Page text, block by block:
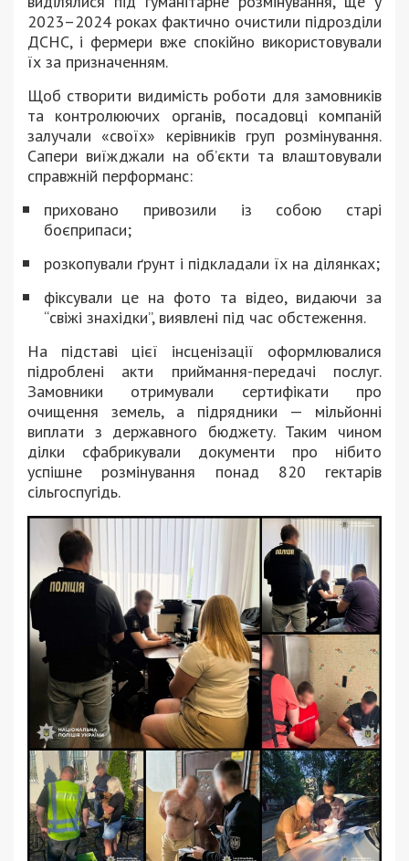
2023–2024 роках фактично очистили підрозділи
ДСНС, і фермери вже спокійно використовували
їх за призначенням.
Щоб створити видимість роботи для замовників
та контролюючих органів, посадовці компаній
залучали «своїх» керівників груп розмінування.
Сапери виїжджали на об’єкти та влаштовували
справжній перформанс:
приховано привозили із собою старі
боєприпаси;
розкопували ґрунт і підкладали їх на ділянках;
фіксували це на фото та відео, видаючи за
“свіжі знахідки”, виявлені під час обстеження.
На підставі цієї інсценізації оформлювалися
підроблені акти приймання-передачі послуг.
Замовники отримували сертифікати про
очищення земель, а підрядники — мільйонні
виплати з державного бюджету. Таким чином
ділки сфабрикували документи про нібито
успішне розмінування понад 820 гектарів
сільгоспугідь.